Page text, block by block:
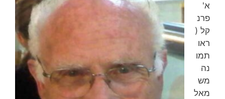
א'
פרנ
קל (
ראו
תמו
נה
מש
מאל